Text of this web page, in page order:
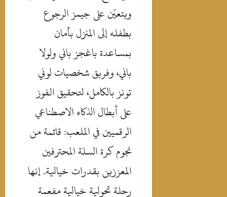
ويتعيّن على جيمز الرجوع
بطفله إلى المنزل بأمان
بمساعدة باغجز باني ولولا
باني، وفريق شخصيات لوني
تونز بالكامل، لتحقيق الفوز
على أبطال الذكاء الاصطناعي
الرقميين في الملعب: قائمة من
نجوم كرة السلة المحترفين
المعززين بقدرات خيالية. إنها
رحلة تحولية خيالية مفعمة